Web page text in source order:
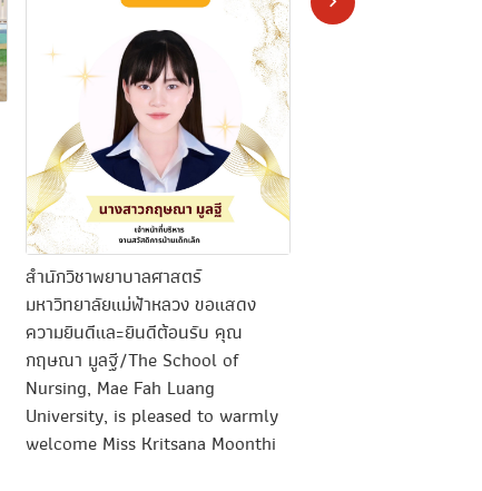
สำนักวิชาพยาบาลศาสตร์
มหาวิทยาลัยแม่ฟ้าหลวง ขอแสดง
ความยินดีและยินดีต้อนรับ คุณ
กฤษณา มูลฐี/The School of
Nursing, Mae Fah Luang
University, is pleased to warmly
welcome Miss Kritsana Moonthi